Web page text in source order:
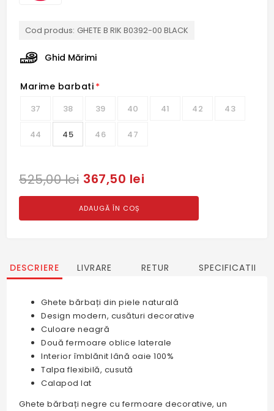
Cod produs: GHETE B RIK B0392-00 BLACK
Ghid Mărimi
Marime barbati *
37 38 39 40 41 42 43
44 45 46 47
525,00 lei 367,50 lei
ADAUGĂ ÎN COȘ
DESCRIERE LIVRARE RETUR SPECIFICATII
Ghete bărbați din piele naturală
Design modern, cusături decorative
Culoare neagră
Două fermoare oblice laterale
Interior îmblănit lână oaie 100%
Talpa flexibilă, cusută
Calapod lat
Ghete bărbați negre cu fermoare decorative, un